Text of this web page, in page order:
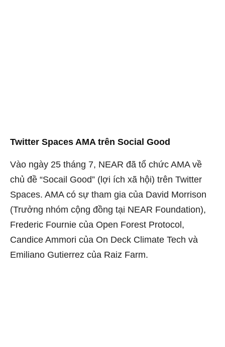
Twitter Spaces AMA trên Social Good
Vào ngày 25 tháng 7, NEAR đã tổ chức AMA về
chủ đề “Socail Good” (lợi ích xã hội) trên Twitter
Spaces. AMA có sự tham gia của David Morrison
(Trưởng nhóm cộng đồng tại NEAR Foundation),
Frederic Fournie của Open Forest Protocol,
Candice Ammori của On Deck Climate Tech và
Emiliano Gutierrez của Raiz Farm.